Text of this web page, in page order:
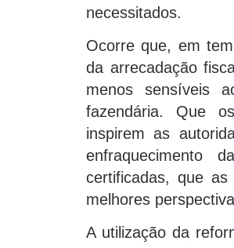
necessitados.
Ocorre que, em
da arrecadação
menos sensíveis
fazendária. Que
inspirem as
enfraquecimento
certificadas, que
melhores
A utilização da